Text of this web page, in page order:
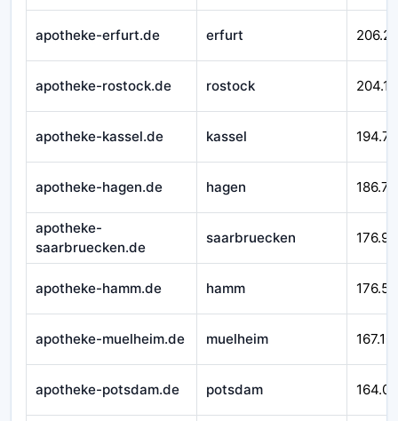
apotheke-erfurt.de erfurt
apotheke-rostock.de rostock
apotheke-kassel.de kassel
apotheke-hagen.de hagen
apotheke-
saarbruecken.de
saarbruecken
apotheke-hamm.de hamm
apotheke-muelheim.de muelheim
apotheke-potsdam.de potsdam